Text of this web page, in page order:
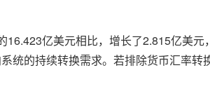
亿美元相比，增长了2.815亿美
统的持续转换需求。若排除货币汇率